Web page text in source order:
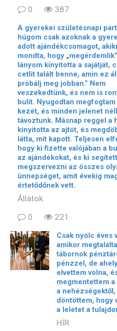
0
387
A gyerekei születésnapi
húgom csak azoknak a
adott ajándékcsomagot,
mondta, hogy
lányom kinyitotta a sajátját,
cetlit talált benne, amin ez
próbálj meg jobban.” Nem
veszekedtünk, és nem is
bulit. Nyugodtan megfogtam
kezét, és minden jelenet
távoztunk. Másnap reggel a
kinyitotta az ajtót, és
látta, mit kapott. Teljesen
hogy ki fizette valójában a
az ajándékokat, és ki segített
megszervezni az összes
ünnepséget, amit évekig
értetődőnek vett.
Állatok
0
221
Csak nyolc éves
amikor
tábornok
pénzzel, de
elvettem volna,
megmentettem
a
döntöttem, hogy
a leletet a
HÍR